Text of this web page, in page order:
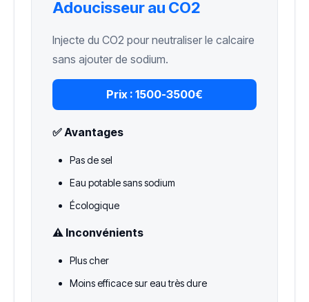
Adoucisseur au CO2
Injecte du CO2 pour neutraliser le calcaire
sans ajouter de sodium.
Prix : 1500-3500€
✅ Avantages
Pas de sel
Eau potable sans sodium
Écologique
⚠️ Inconvénients
Plus cher
Moins efficace sur eau très dure